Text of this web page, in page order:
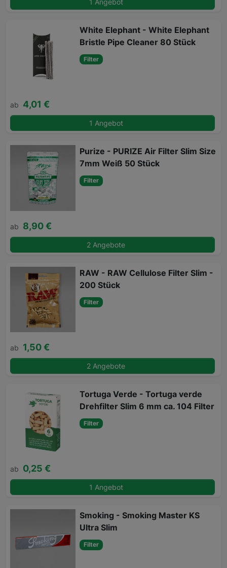
1 Angebot
White Elephant - White Elephant
Bristle Pipe Cleaner 80 Stück
Filter
ab 4,01 €
1 Angebot
Purize - PURIZE Air Filter Slim Size
7mm Weiß 50 Stück
Filter
ab 8,90 €
2 Angebote
RAW - RAW Cellulose Filter Slim -
200 Stück
Filter
ab 1,50 €
2 Angebote
Tortuga Verde - Tortuga verde
Drehfilter Slim 6 mm ca. 104 Filter
Filter
ab 0,25 €
1 Angebot
Smoking - Smoking Master KS
Ultra Slim
Filter